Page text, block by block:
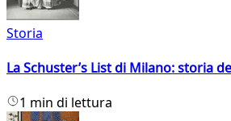
Storia
La Schuster’s List di Milano: storia
1 min di lettura